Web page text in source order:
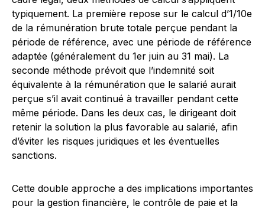
typiquement. La première repose sur le calcul d’1/10e
de la rémunération brute totale perçue pendant la
période de référence, avec une période de référence
adaptée (généralement du 1er juin au 31 mai). La
seconde méthode prévoit que l’indemnité soit
équivalente à la rémunération que le salarié aurait
perçue s’il avait continué à travailler pendant cette
même période. Dans les deux cas, le dirigeant doit
retenir la solution la plus favorable au salarié, afin
d’éviter les risques juridiques et les éventuelles
sanctions.
Cette double approche a des implications importantes
pour la gestion financière, le contrôle de paie et la